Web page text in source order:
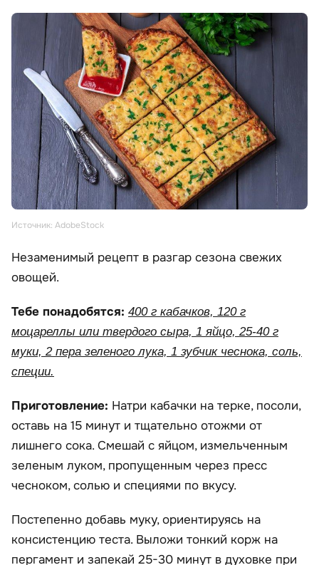
Источник: AdobeStock
Незаменимый рецепт в разгар сезона свежих
овощей.
Тебе понадобятся: 400 г кабачков, 120 г
моцареллы или твердого сыра, 1 яйцо, 25-40 г
муки, 2 пера зеленого лука, 1 зубчик чеснока, соль,
специи.
Приготовление: Натри кабачки на терке, посоли,
оставь на 15 минут и тщательно отожми от
лишнего сока. Смешай с яйцом, измельченным
зеленым луком, пропущенным через пресс
чесноком, солью и специями по вкусу.
Постепенно добавь муку, ориентируясь на
консистенцию теста. Выложи тонкий корж на
пергамент и запекай 25-30 минут в духовке при